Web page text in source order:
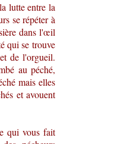
lutte entre la
se répéter à
dans l'œil
qui se trouve
de l'orgueil.
au péché,
mais elles
et avouent
qui vous fait